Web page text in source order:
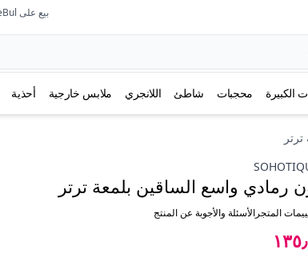
بيع على ElbiseBul
الكبيرة محجبات شاطئ اللانجري ملابس خارجية أحذية
رمادي واسع الساقين بلمعة ترتر
الأسئلة والأجوبة عن المنتج